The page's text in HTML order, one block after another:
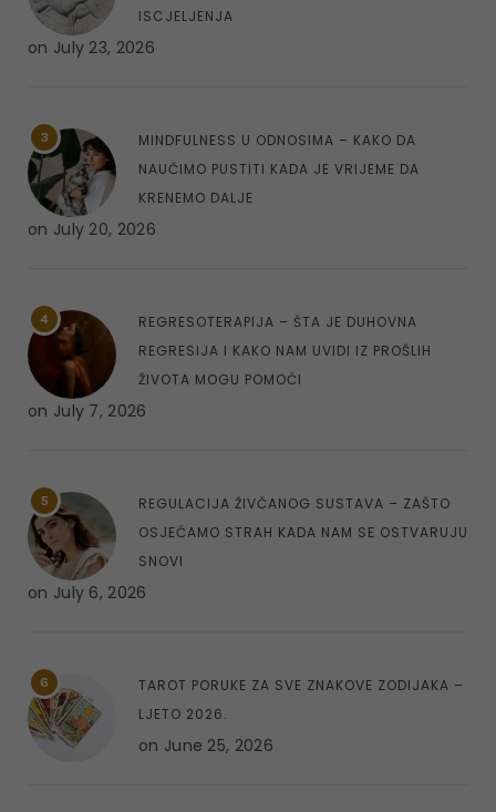
ISCJELJENJA
on July 23, 2026
3
MINDFULNESS U ODNOSIMA – KAKO DA
NAUČIMO PUSTITI KADA JE VRIJEME DA
KRENEMO DALJE
on July 20, 2026
4
REGRESOTERAPIJA – ŠTA JE DUHOVNA
REGRESIJA I KAKO NAM UVIDI IZ PROŠLIH
ŽIVOTA MOGU POMOĆI
on July 7, 2026
5
REGULACIJA ŽIVČANOG SUSTAVA – ZAŠTO
OSJEĆAMO STRAH KADA NAM SE OSTVARUJU
SNOVI
on July 6, 2026
6
TAROT PORUKE ZA SVE ZNAKOVE ZODIJAKA –
LJETO 2026.
on June 25, 2026